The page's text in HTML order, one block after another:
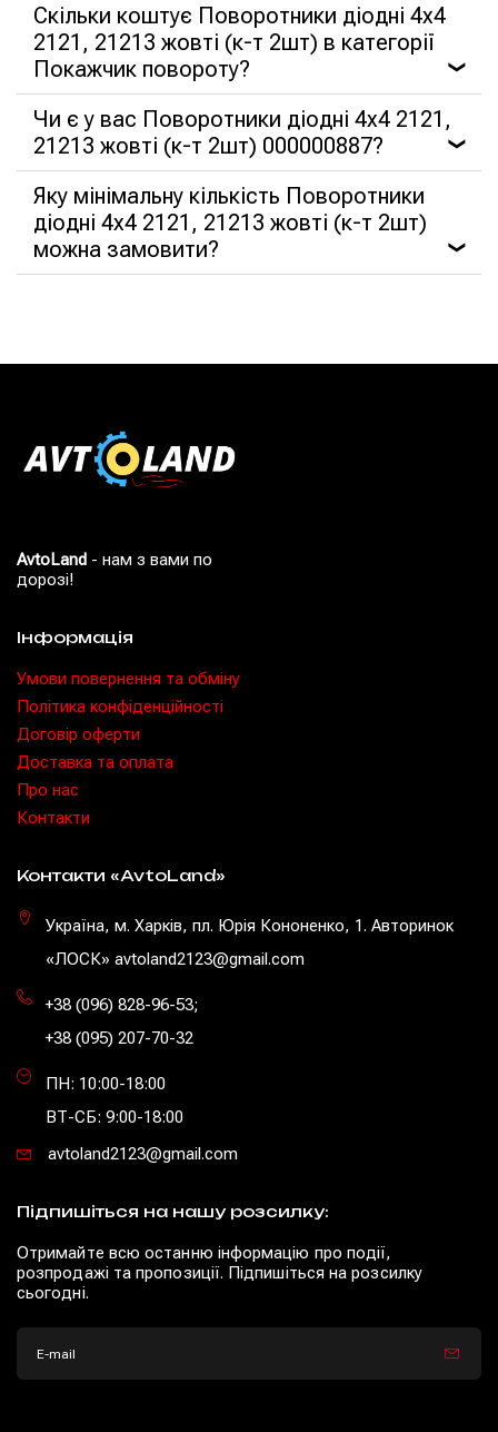
Скільки коштує Поворотники діодні 4x4
2121, 21213 жовті (к-т 2шт) в категорії
Покажчик повороту?
❯
Чи є у вас Поворотники діодні 4x4 2121,
21213 жовті (к-т 2шт) 000000887?
❯
Яку мінімальну кількість Поворотники
діодні 4x4 2121, 21213 жовті (к-т 2шт)
можна замовити?
❯
AvtoLand - нам з вами по
дорозі!
Інформація
Умови повернення та обміну
Політика конфіденційності
Договір оферти
Доставка та оплата
Про нас
Контакти
Контакти «AvtoLand»
Україна, м. Харків, пл. Юрія Кононенко, 1. Авторинок
«ЛОСК» avtoland2123@gmail.com
+38 (096) 828-96-53;
+38 (095) 207-70-32
ПН: 10:00-18:00
ВТ-СБ: 9:00-18:00
avtoland2123@gmail.com
Підпишіться на нашу розсилку:
Отримайте всю останню інформацію про події,
розпродажі та пропозиції. Підпишіться на розсилку
сьогодні.